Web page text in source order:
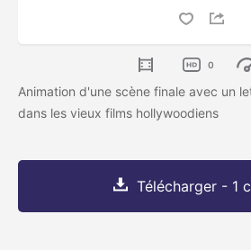
0
Animation d'une scène finale avec un
dans les vieux films hollywoodiens
Télécharger - 1